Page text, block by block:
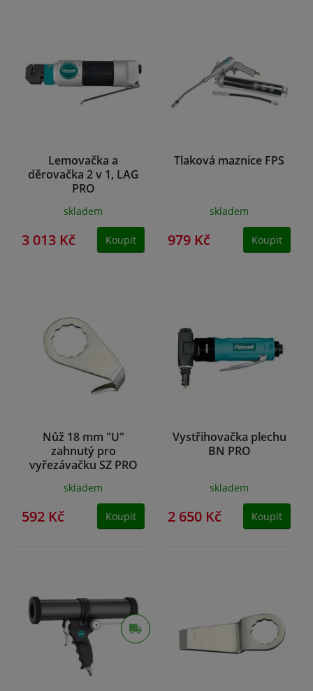
Lemovačka a
děrovačka 2 v 1, LAG
PRO
skladem
3 013 Kč Koupit
Tlaková maznice FPS
skladem
979 Kč Koupit
Nůž 18 mm "U"
zahnutý pro
vyřezávačku SZ PRO
skladem
592 Kč Koupit
Vystřihovačka plechu
BN PRO
skladem
2 650 Kč Koupit